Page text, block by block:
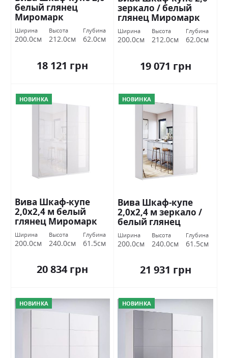
белый глянец
Миромарк
Ширина
200.0см
Высота
212.0см
Глубина
62.0см
18 121 грн
зеркало / белый
глянец Миромарк
Ширина
200.0см
Высота
212.0см
Глубина
62.0см
19 071 грн
НОВИНКА
Вива Шкаф-купе
2,0х2,4 м белый
глянец Миромарк
Ширина
200.0см
Высота
240.0см
Глубина
61.5см
20 834 грн
НОВИНКА
Вива Шкаф-купе
2,0х2,4 м зеркало /
белый глянец
Миромарк
Ширина
200.0см
Высота
240.0см
Глубина
61.5см
21 931 грн
НОВИНКА НОВИНКА